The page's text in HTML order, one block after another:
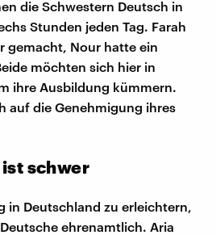
die Schwestern Deutsch in
Stunden jeden Tag. Farah
gemacht, Nour hatte ein
möchten sich hier in
ihre Ausbildung kümmern.
auf die Genehmigung ihres
schwer
in Deutschland zu erleichtern,
ehrenamtlich. Aria